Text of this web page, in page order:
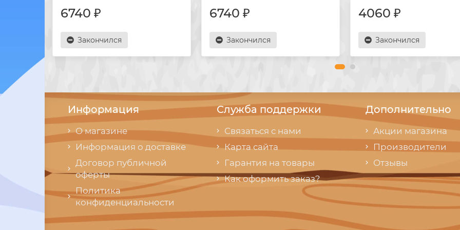
6740 ₽
Закончился
6740 ₽
Закончился
4060 ₽
Закончился
Информация
О магазине
Информация о доставке
Договор публичной
оферты
Политика
конфиденциальности
Служба поддержки
Связаться с нами
Карта сайта
Гарантия на товары
Как оформить заказ?
Дополнительно
Акции магазина
Производители
Отзывы